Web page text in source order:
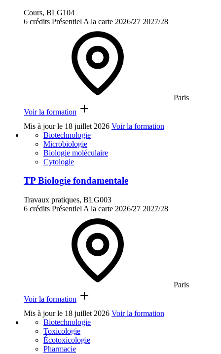
Cours, BLG104
6 crédits Présentiel A la carte 2026/27 2027/28
Paris
Voir la formation
Mis à jour le 18 juillet 2026 Voir la formation
Biotechnologie
Microbiologie
Biologie moléculaire
Cytologie
TP Biologie fondamentale
Travaux pratiques, BLG003
6 crédits Présentiel A la carte 2026/27 2027/28
Paris
Voir la formation
Mis à jour le 18 juillet 2026 Voir la formation
Biotechnologie
Toxicologie
Écotoxicologie
Pharmacie